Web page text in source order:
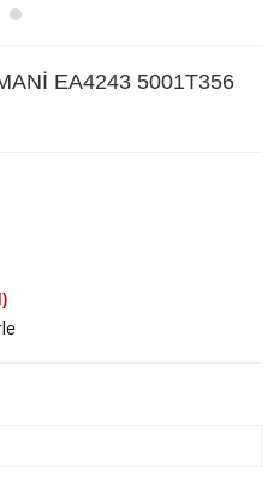
EA4243 5001T356